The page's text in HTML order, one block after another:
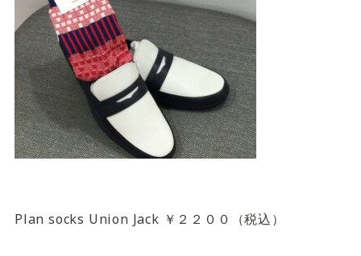
Plan socks Union Jack ￥２２００（税込）